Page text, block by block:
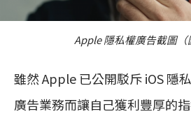
Apple 隱私權廣告截圖（
雖然 Apple 已公開駁斥 iOS 隱
廣告業務而讓自己獲利豐厚的